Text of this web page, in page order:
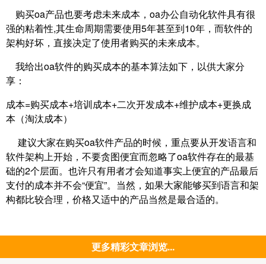
购买oa产品也要考虑未来成本，oa办公自动化软件具有很
强的粘着性,其生命周期需要使用5年甚至到10年，而软件的
架构好坏，直接决定了使用者购买的未来成本。
我给出oa软件的购买成本的基本算法如下，以供大家分
享：
成本=购买成本+培训成本+二次开发成本+维护成本+更换成
本（淘汰成本）
建议大家在购买oa软件产品的时候，重点要从开发语言和
软件架构上开始，不要贪图便宜而忽略了oa软件存在的最基
础的2个层面。也许只有用者才会知道事实上便宜的产品最后
支付的成本并不会“便宜”。当然，如果大家能够买到语言和架
构都比较合理，价格又适中的产品当然是最合适的。
更多精彩文章浏览...